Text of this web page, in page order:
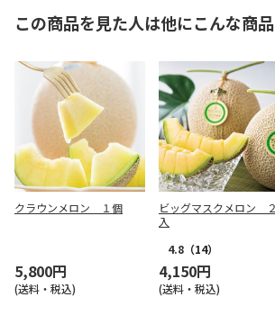
この商品を見た人は他にこんな商
クラウンメロン １個
5,800円
(送料・税込)
ビッグマスクメロン
入
4.8 （14）
4,150円
(送料・税込)